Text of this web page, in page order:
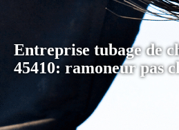
Entreprise tubage de
45410: ramoneur pas